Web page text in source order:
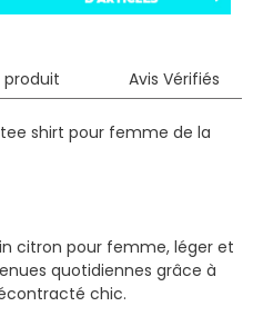
produit Avis Vérifiés
shirt pour femme de la
citron pour femme, léger et
quotidiennes grâce à
chic.